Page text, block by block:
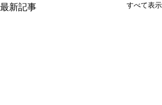
最新記事 すべて表示